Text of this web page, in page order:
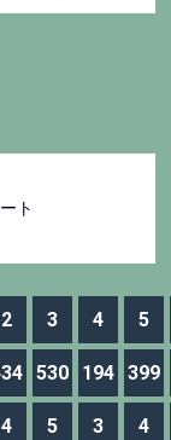
ト
2 3 4 5
530 194 399
4 5 3 4